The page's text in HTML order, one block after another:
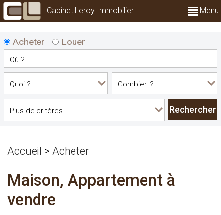
Cabinet Leroy Immobilier Menu
Acheter Louer
Accueil > Acheter
Maison, Appartement à
vendre